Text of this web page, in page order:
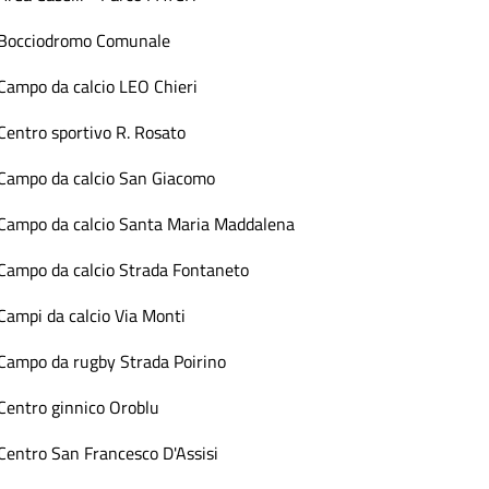
Comunale
da calcio LEO Chieri
sportivo R. Rosato
da calcio San Giacomo
da calcio Santa Maria Maddalena
da calcio Strada Fontaneto
da calcio Via Monti
da rugby Strada Poirino
ginnico Oroblu
San Francesco D'Assisi